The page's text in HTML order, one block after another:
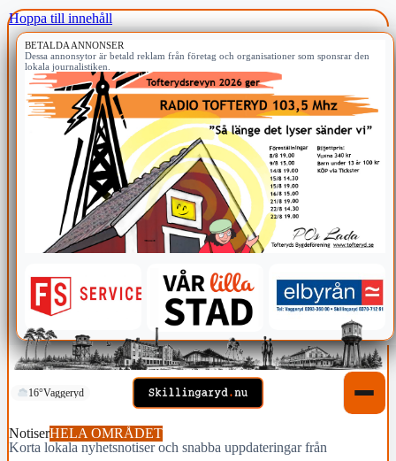
Hoppa till innehåll
BETALDA ANNONSER
Dessa annonsytor är betald reklam från företag och organisationer som sponsrar den
lokala journalistiken.
16°Vaggeryd
NotiserHELA OMRÅDET
Korta lokala nyhetsnotiser och snabba uppdateringar från